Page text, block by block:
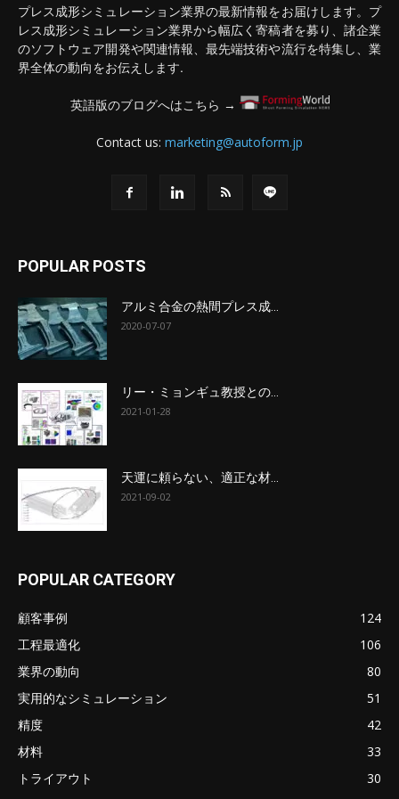
プレス成形シミュレーション業界の最新情報をお届けします。プ
レス成形シミュレーション業界から幅広く寄稿者を募り、諸企業
のソフトウェア開発や関連情報、最先端技術や流行を特集し、業
界全体の動向をお伝えします.
英語版のブログへはこちら →
Contact us: marketing@autoform.jp
POPULAR POSTS
アルミ合金の熱間プレス成...
2020-07-07
リー・ミョンギュ教授との...
2021-01-28
天運に頼らない、適正な材...
2021-09-02
POPULAR CATEGORY
顧客事例
124
工程最適化
106
業界の動向
80
実用的なシミュレーション
51
精度
42
材料
33
トライアウト
30